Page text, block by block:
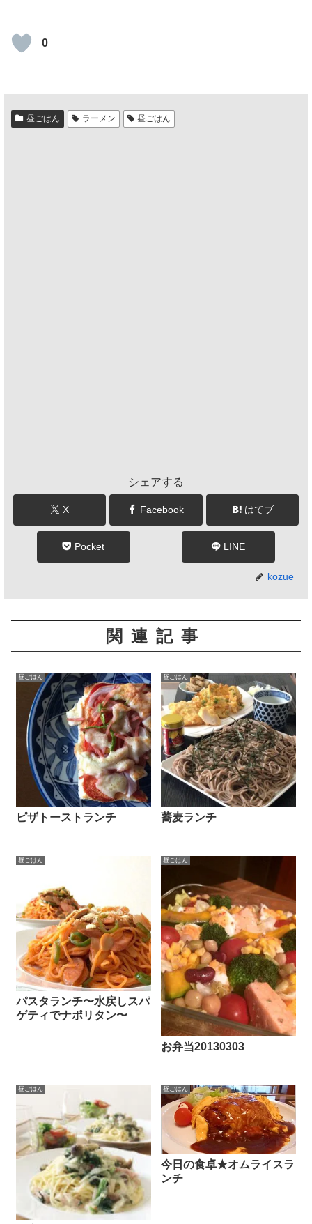
0
昼ごはん ラーメン 昼ごはん
シェアする
X Facebook はてブ
Pocket LINE
kozue
関連記事
昼ごはん
ピザトーストランチ
昼ごはん
蕎麦ランチ
昼ごはん
パスタランチ〜水戻しスパ
ゲティでナポリタン〜
昼ごはん
お弁当20130303
昼ごはん 昼ごはん
今日の食卓★オムライスラ
ンチ